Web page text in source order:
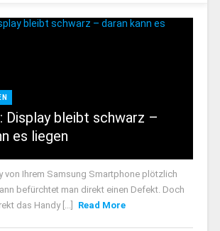
Display bleibt schwarz –
es liegen
von Ihrem Samsung Smartphone plötzlich
befürchtet man direkt einen Defekt. Doch
das Handy [...]
Read More